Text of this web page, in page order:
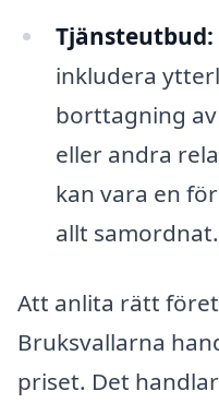
Tjänsteutbud:
inkludera
borttagning
eller andra
kan vara en
allt samordnat.
Att anlita rätt
Bruksvallarna
priset. Det